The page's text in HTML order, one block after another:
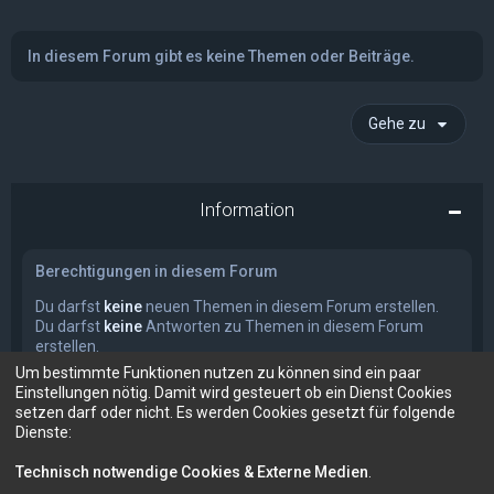
In diesem Forum gibt es keine Themen oder Beiträge.
Gehe zu
Information
Berechtigungen in diesem Forum
Du darfst keineneuen Themen in diesem Forum erstellen.
Du darfst keineAntworten zu Themen in diesem Forum
erstellen.
Du darfst deine Beiträge in diesem Forumnicht ändern.
Du darfst deine Beiträge in diesem Forum nichtlöschen.
Du darfstkeineDateianhänge in diesem Forum erstellen.
Um bestimmte Funktionen nutzen zu können sind ein paar
Einstellungen nötig. Damit wird gesteuert ob ein Dienst Cookies
setzen darf oder nicht. Es werden Cookies gesetzt für folgende
Dienste:
Technisch notwendige Cookies & Externe Medien